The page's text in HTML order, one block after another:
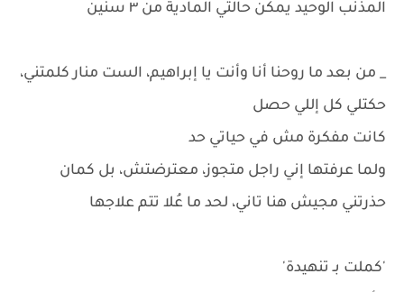
المذنب الوحيد يمكن حالتي المادية من ٣ سنين
_ من بعد ما روحنا أنا وأنت يا إبراهيم، الست منار كلمتني،
حكتلي كل إللي حصل
كانت مفكرة مش في حياتي حد
ولما عرفتها إني راجل متجوز، معترضتش، بل كمان
حذرتني مجيش هنا تاني، لحد ما عُلا تتم علاجها
'كملت بـ تنهيدة'